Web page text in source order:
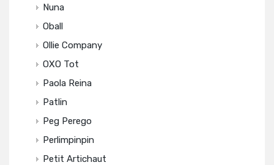
Nuna
Oball
Ollie Company
OXO Tot
Paola Reina
Patlin
Peg Perego
Perlimpinpin
Petit Artichaut